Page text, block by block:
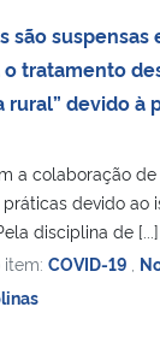
são suspensas
o tratamento
rural” devido à
a colaboração
devido ao
disciplina de [...]
COVID-19